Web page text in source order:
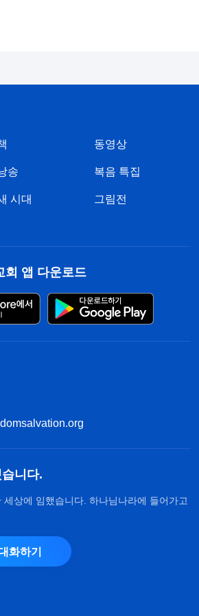
매우 어렵다. 즉, 사람은 하나님
구체적인 방식과 태도를 거의 볼
는 방식으로 처리한다. 다시 말
결말을 정하지 않고 실제로 닥
벌하거나 악행에 대한 보응을
닥치는 일을 통해 주는 그러한
대상으로 하며, 사람의 육안으로
들의 악행에 대해서는 말씀으로
은 사람의 눈에 보이지 않을 수
말보다 훨씬 더 엄중하다. 하나
구원하지 않고, 그들에게 더는
지 않으며, 그 어떤 기회도 주지
한 상황에서 그들에게 방임하는
는 우선 한쪽으로 제쳐 놓고 상
않는다는 것이다. 하나님께 있어
미로 해석할 수 있다. 하나는 그
더 이상 책임지거나 관리하지 않
동영상
송 복음 특집
시대 그림전
회 앱 다운로드
니다.
상에 임했습니다. 하나님나라에 들어가고
화하기